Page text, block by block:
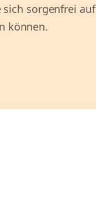
sich sorgenfrei auf
können.